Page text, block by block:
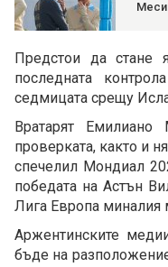
Меси
Предстои да
последната
седмицата срещу
Вратарят
проверката, както и
спечелил Мондиал
победата на Астън
Лига Европа миналия
Аржентинските
бъде на